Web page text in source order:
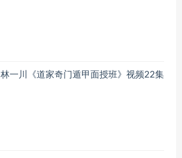
林一川《道家奇门遁甲面授班》视频22集